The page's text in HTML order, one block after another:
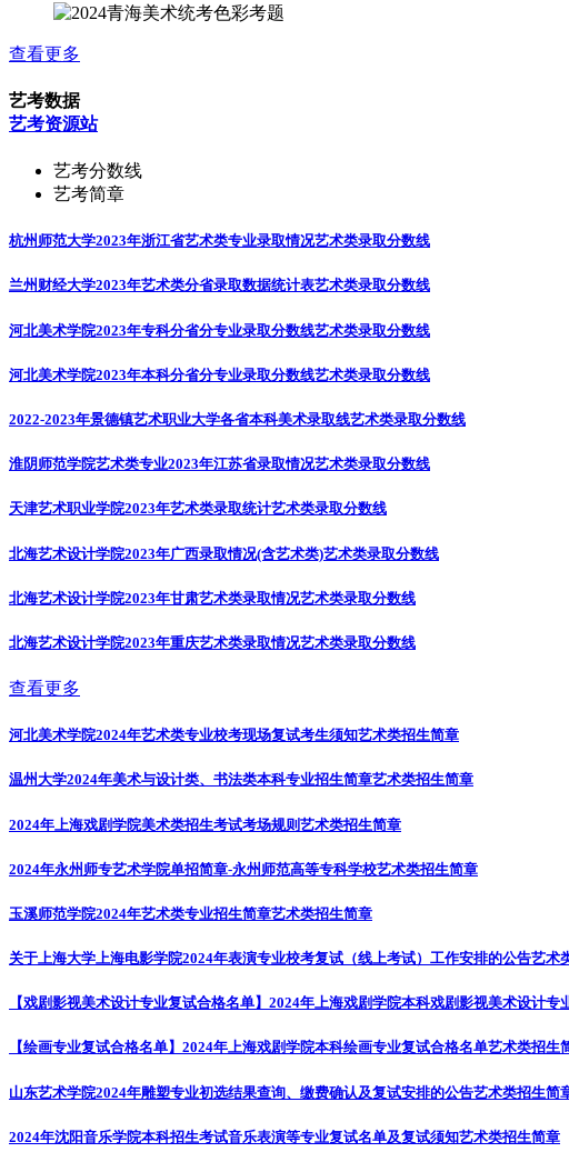
查看更多
艺考数据
艺考资源站
艺考分数线
艺考简章
杭州师范大学2023年浙江省艺术类专业录取情况艺术类录取分数线
兰州财经大学2023年艺术类分省录取数据统计表艺术类录取分数线
河北美术学院2023年专科分省分专业录取分数线艺术类录取分数线
河北美术学院2023年本科分省分专业录取分数线艺术类录取分数线
2022-2023年景德镇艺术职业大学各省本科美术录取线艺术类录取分数线
淮阴师范学院艺术类专业2023年江苏省录取情况艺术类录取分数线
天津艺术职业学院2023年艺术类录取统计艺术类录取分数线
北海艺术设计学院2023年广西录取情况(含艺术类)艺术类录取分数线
北海艺术设计学院2023年甘肃艺术类录取情况艺术类录取分数线
北海艺术设计学院2023年重庆艺术类录取情况艺术类录取分数线
查看更多
河北美术学院2024年艺术类专业校考现场复试考生须知艺术类招生简章
温州大学2024年美术与设计类、书法类本科专业招生简章艺术类招生简章
2024年上海戏剧学院美术类招生考试考场规则艺术类招生简章
2024年永州师专艺术学院单招简章-永州师范高等专科学校艺术类招生简章
玉溪师范学院2024年艺术类专业招生简章艺术类招生简章
关于上海大学上海电影学院2024年表演专业校考复试（线上考试）工作安排的公告艺术
【戏剧影视美术设计专业复试合格名单】2024年上海戏剧学院本科戏剧影视美术设计专
【绘画专业复试合格名单】2024年上海戏剧学院本科绘画专业复试合格名单艺术类招生
山东艺术学院2024年雕塑专业初选结果查询、缴费确认及复试安排的公告艺术类招生简
2024年沈阳音乐学院本科招生考试音乐表演等专业复试名单及复试须知艺术类招生简章